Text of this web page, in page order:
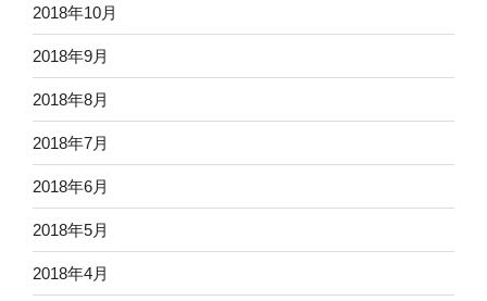
2018年10月
2018年9月
2018年8月
2018年7月
2018年6月
2018年5月
2018年4月